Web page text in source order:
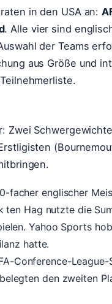
in den USA an:
. Alle vier sind
der Teams
aus Größe und
Zwei
facher englischer
ten Hag nutzte die
Yahoo Sports
hatte.
Conference-
den zweiten